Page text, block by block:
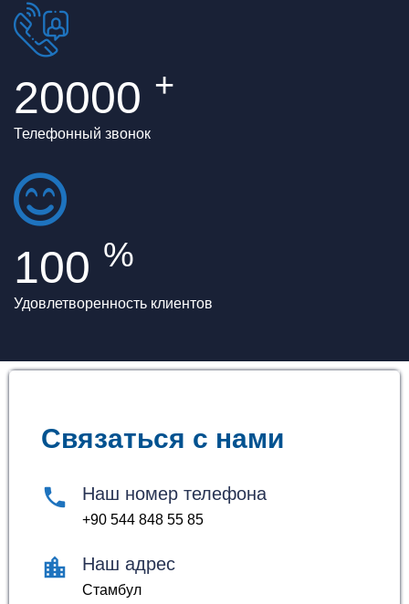
20000 +
Телефонный звонок
100 %
Удовлетворенность клиентов
Связаться с нами
Наш номер телефона
+90 544 848 55 85
Наш адрес
Стамбул